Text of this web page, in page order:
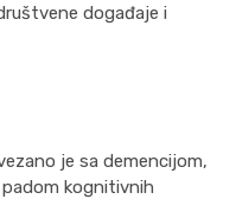
događaje i
je sa demencijom,
kognitivnih